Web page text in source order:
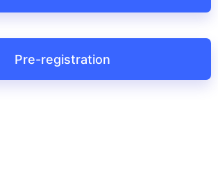
Pre-registration